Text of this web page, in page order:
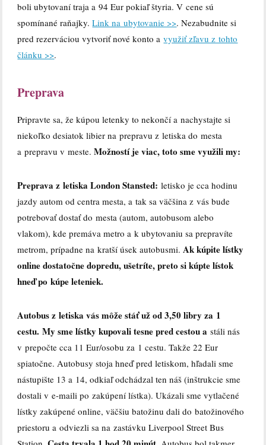
boli ubytovaní traja a 94 Eur pokiaľ štyria. V cene sú
spomínané raňajky.Link na ubytovanie >>. Nezabudnite si
pred rezerváciou vytvoriť nové konto avyužiť zľavu z tohto
článku >>.
Preprava
Pripravte sa, že kúpou letenky to nekončí a nachystajte si
niekoľko desiatok libier na prepravu z letiska do mesta
a prepravu v meste.Možností je viac, toto sme využili my:
Preprava z letiska London Stansted: letisko je cca hodinu
jazdy autom od centra mesta, a tak sa väčšina z vás bude
potrebovať dostať do mesta (autom, autobusom alebo
vlakom), kde premáva metro a k ubytovaniu sa prepravíte
metrom, prípadne na kratší úsek autobusmi.Ak kúpite lístky
online dostatočne dopredu, ušetríte, preto si kúpte lístok
hneď po kúpe leteniek.
Autobus z letiska vás môže stáť už od 3,50 libry za 1
cestu. My sme lístky kupovali tesne pred cestou a stáli nás
v prepočte cca 11 Eur/osobu za 1 cestu. Takže 22 Eur
spiatočne. Autobusy stoja hneď pred letiskom, hľadali sme
nástupište 13 a 14, odkiaľ odchádzal ten náš (inštrukcie sme
dostali v e-maili po zakúpení lístka). Ukázali sme vytlačené
lístky zakúpené online, väčšiu batožinu dali do batožinového
priestoru a odviezli sa na zastávku Liverpool Street Bus